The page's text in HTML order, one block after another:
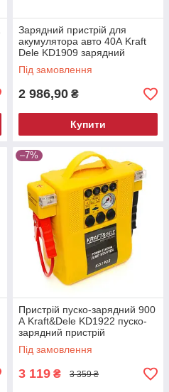
Зарядний пристрій для
акумулятора авто 40А Kraft
Dele KD1909 зарядний
акумуляторний пристрій
Під замовлення
2 986,90 ₴
Купити
–7%
Пристрій пуско-зарядний 900
А Kraft&Dele KD1922 пуско-
зарядний пристрій
Під замовлення
3 119 ₴ 3 359 ₴